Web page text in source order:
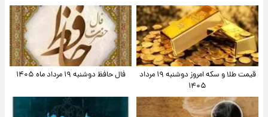
قیمت طلا و سکه امروز دوشنبه ۱۹ مرداد
۱۴۰۵
فال حافظ دوشنبه ۱۹ مرداد ماه ۱۴۰۵